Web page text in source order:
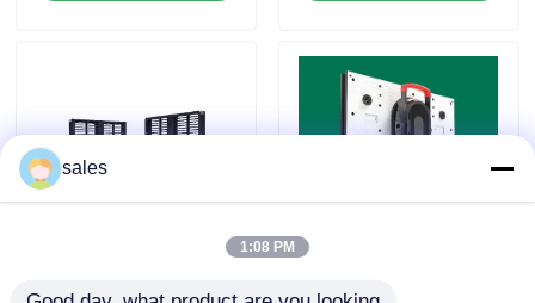
Домой
VR-шоу
sales
1:08 PM